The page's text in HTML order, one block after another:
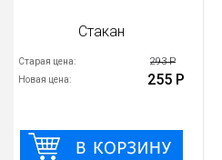
Стакан
Старая цена: 293 Р
Новая цена: 255 Р